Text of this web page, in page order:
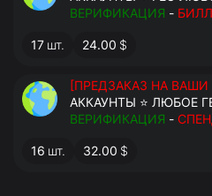
ВЕРИФИКАЦИЯ -
- РУЧНОЙ ФАРМ -
ДОСТУПОМ -
17 шт. 24.00 $
[ПРЕДЗАКАЗ НА ВАШИ
АККАУНТЫ ⭐ ЛЮБОЕ
ВЕРИФИКАЦИЯ -
АКТИВНЫЙ НОМЕР
И РЕЗЕРВНЫЕ КОДЫ
-
РЕЗЕРВНАЯ ПОЧТА С
16 шт. 32.00 $